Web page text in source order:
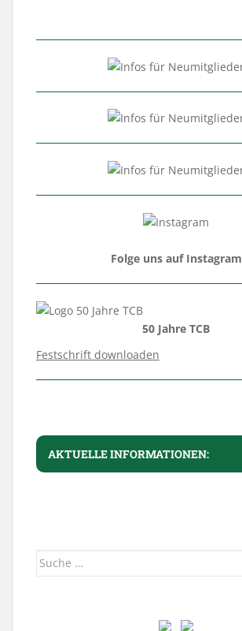
Folge uns auf Instagram
50 Jahre TCB
Festschrift downloaden
AKTUELLE INFORMATIONEN:
Suche